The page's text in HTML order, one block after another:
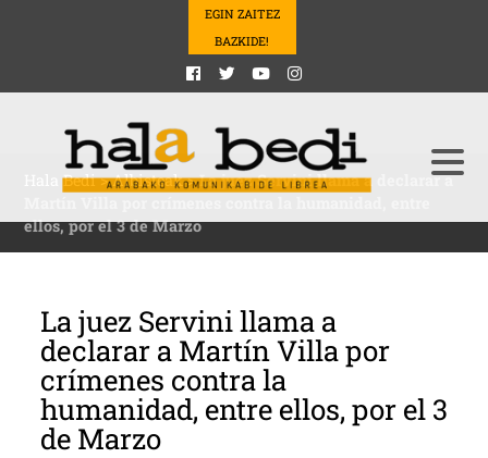
EGIN ZAITEZ
BAZKIDE!
Hala Bedi>Albisteak>La juez Servini llama a declarar a
ellos, por el 3 de Marzo
La juez Servini llama a
declarar a Martín Villa por
crímenes contra la
humanidad, entre ellos, por el 3
de Marzo